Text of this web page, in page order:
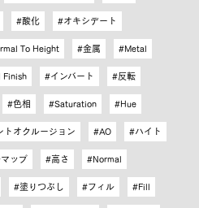
酸化 オキシデート
To Height 金属 Metal
Finish インバート 反転
色相 Saturation Hue
トオクルージョン AO ハイト
ップ 高さ Normal
塗りつぶし フィル Fill